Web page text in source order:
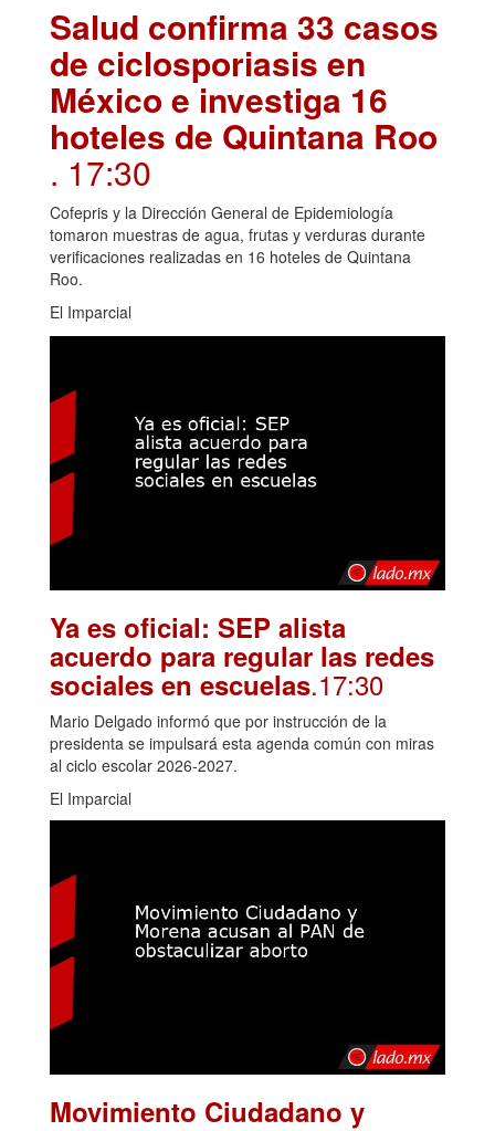
Salud confirma 33 casos
de ciclosporiasis en
México e investiga 16
hoteles de Quintana Roo
. 17:30
Cofepris y la Dirección General de Epidemiología
tomaron muestras de agua, frutas y verduras durante
verificaciones realizadas en 16 hoteles de Quintana
Roo.
El Imparcial
Ya es oficial: SEP alista
acuerdo para regular las redes
sociales en escuelas.17:30
Mario Delgado informó que por instrucción de la
presidenta se impulsará esta agenda común con miras
al ciclo escolar 2026-2027.
El Imparcial
Movimiento Ciudadano y